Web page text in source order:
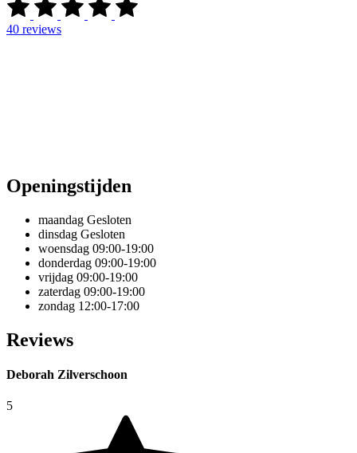
40 reviews
Openingstijden
maandag Gesloten
dinsdag Gesloten
woensdag 09:00-19:00
donderdag 09:00-19:00
vrijdag 09:00-19:00
zaterdag 09:00-19:00
zondag 12:00-17:00
Reviews
Deborah Zilverschoon
5